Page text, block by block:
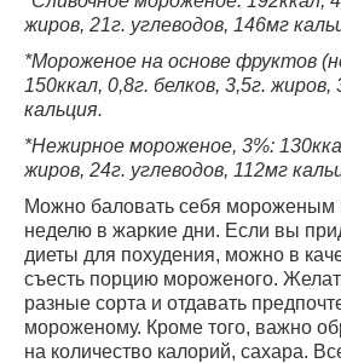
жиров, 21г. углеводов, 146мг
*Мороженое на основе фруктов
150ккал, 0,8г. белков, 3,5г. жиров,
кальция.
*Нежирное мороженое, 3%:
жиров, 24г. углеводов, 112мг
Можно баловать себя мороженым
неделю в жаркие дни. Если вы
диеты для похудения, можно в
съесть порцию мороженого.
разные сорта и отдавать
мороженому. Кроме того, важно
на количество калорий, сахара.